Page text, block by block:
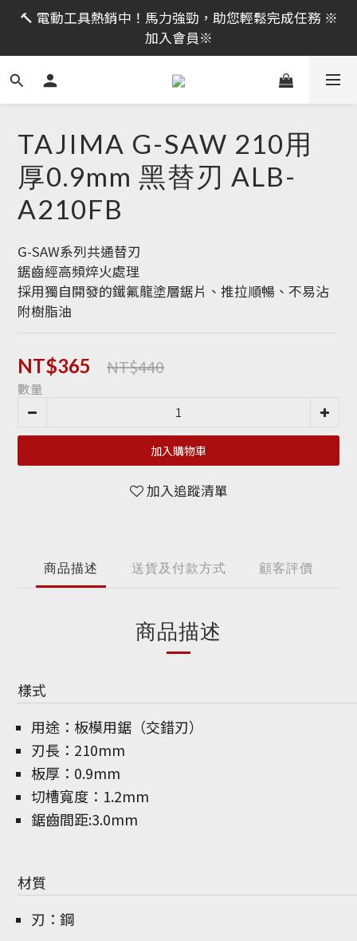
限時活動｜全館消費滿 NT$599 即享免運費，工具補貨
趁現在！立即逛活動商品
🔨 電動工具熱銷中！馬力強勁，助您輕鬆完成任務 ※
加入會員※
限時活動｜全館消費滿 NT$599 即享免運費，工具補貨
趁現在！立即逛活動商品
TAJIMA G-SAW 210用
厚0.9mm 黑替刃 ALB-
A210FB
G-SAW系列共通替刃
鋸齒經高頻焠火處理
採用獨自開發的鐵氟龍塗層鋸片、推拉順暢、不易沾
附樹脂油
NT$365 NT$440
數量
加入購物車
加入追蹤清單
商品描述 送貨及付款方式 顧客評價
商品描述
樣式
用途：板模用鋸（交錯刃）
刃長：210mm
板厚：0.9mm
切槽寬度：1.2mm
鋸齒間距:3.0mm
材質
刃：鋼